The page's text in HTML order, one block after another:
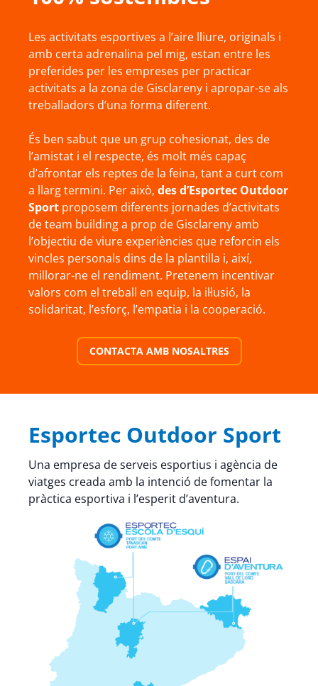
Les activitats esportives a l’aire lliure, originals i
amb certa adrenalina pel mig, estan entre les
preferides per les empreses per practicar
activitats a la zona de Gisclareny i apropar-se als
treballadors d’una forma diferent.
És ben sabut que un grup cohesionat, des de
l’amistat i el respecte, és molt més capaç
d’afrontar els reptes de la feina, tant a curt com
a llarg termini. Per això, des d’Esportec Outdoor
Sport proposem diferents jornades d’activitats
de team building a prop de Gisclareny amb
l’objectiu de viure experiències que reforcin els
vincles personals dins de la plantilla i, així,
millorar-ne el rendiment. Pretenem incentivar
valors com el treball en equip, la il·lusió, la
solidaritat, l’esforç, l’empatia i la cooperació.
CONTACTA AMB NOSALTRES
Esportec Outdoor Sport
Una empresa de serveis esportius i agència de
viatges creada amb la intenció de fomentar la
pràctica esportiva i l’esperit d’aventura.